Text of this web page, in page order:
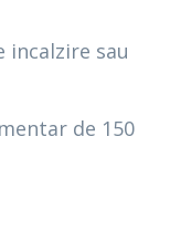
sau
de 150